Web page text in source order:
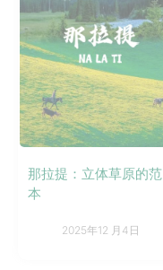
那拉提：立体草原的范
本
2025年12 月4日